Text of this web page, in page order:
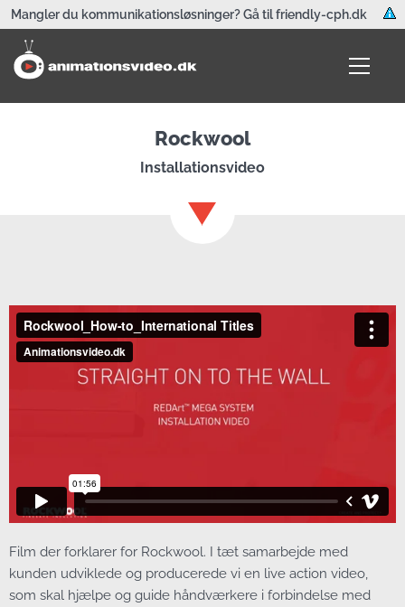
Mangler du kommunikationsløsninger? Gå til friendly-cph.dk
Rockwool
Installationsvideo
Film der forklarer for Rockwool. I tæt samarbejde med
kunden udviklede og producerede vi en live action video,
som skal hjælpe og guide håndværkere i forbindelse med